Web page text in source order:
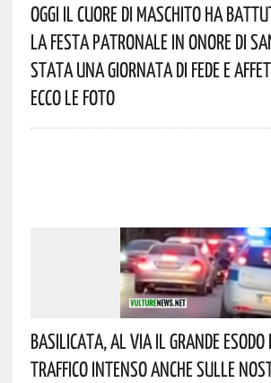
Oggi Il Cuore Di Maschito Ha
La Festa Patronale In Onore Di
Stata Una Giornata Di Fede E
Ecco Le Foto
Basilicata, Al Via Il Grande Esodo
Traffico Intenso Anche Sulle